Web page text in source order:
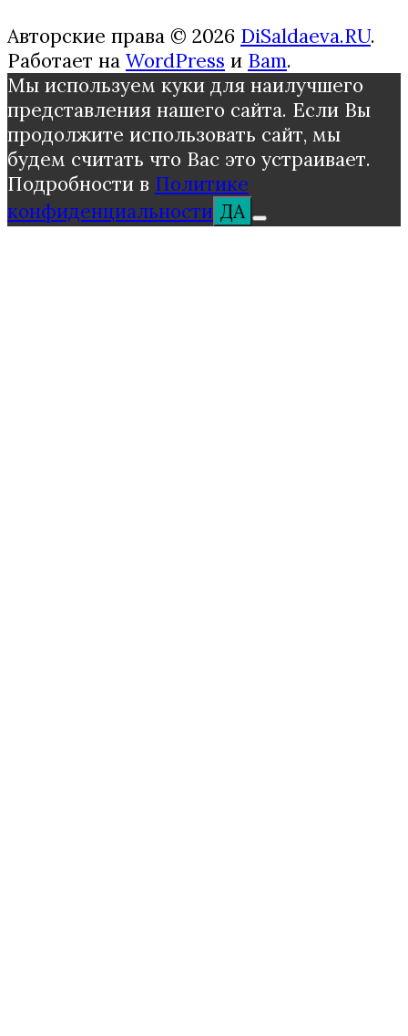
Авторские права © 2026 DiSaldaeva.RU.
Работает на WordPress и Bam.
Мы используем куки для наилучшего
представления нашего сайта. Если Вы
продолжите использовать сайт, мы
будем считать что Вас это устраивает.
Подробности в Политике
конфиденциальности ДА